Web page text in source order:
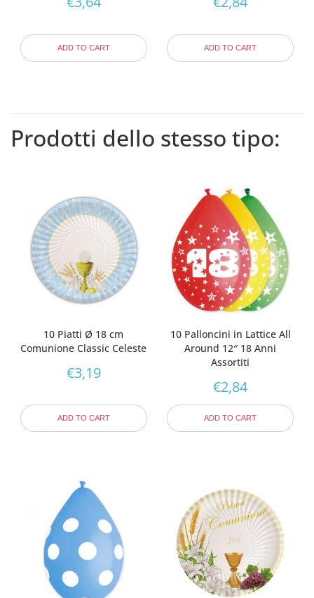
ADD TO CART ADD TO CART
Prodotti dello stesso tipo:
10 Piatti Ø 18 cm
Comunione Classic Celeste
€3,19
ADD TO CART
10 Palloncini in Lattice All
Around 12″ 18 Anni
Assortiti
€2,84
ADD TO CART